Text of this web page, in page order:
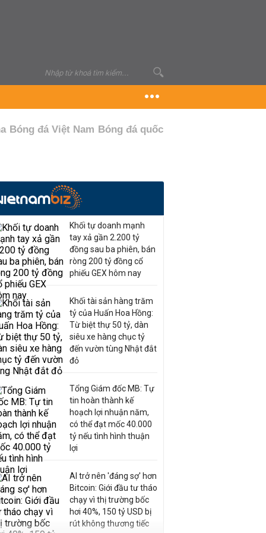
Bóng đá Việt Nam Bóng đá quốc tế
Khối tự doanh mạnh
tay xả gần 2.200 tỷ
đồng sau ba phiên, bán
ròng 200 tỷ đồng cổ
phiếu GEX hôm nay
Khối tài sản hàng trăm
tỷ của Huấn Hoa Hồng:
Từ biệt thự 50 tỷ, dàn
siêu xe hàng chục tỷ
đến vườn tùng Nhật đắt
đỏ
Tổng Giám đốc MB: Tự
tin hoàn thành kế
hoạch lợi nhuận năm,
có thể đạt mốc 40.000
tỷ nếu tình hình thuận
lợi
AI trở nên 'đáng sợ' hơn
Bitcoin: Giới đầu tư tháo
chạy vì thị trường bốc
hơi 40%, 150 tỷ USD bị
rút không thương tiếc